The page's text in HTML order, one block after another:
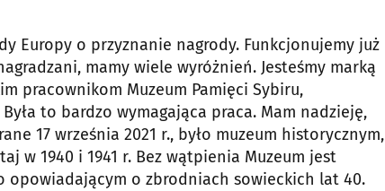
Europy o przyznanie nagrody. Funkcjonujemy już
mamy wiele wyróżnień. Jesteśmy marką
pracownikom Muzeum Pamięci Sybiru,
to bardzo wymagająca praca. Mam nadzieję,
17 września 2021 r., było muzeum historycznym,
w 1940 i 1941 r. Bez wątpienia Muzeum jest
opowiadającym o zbrodniach sowieckich lat 40.